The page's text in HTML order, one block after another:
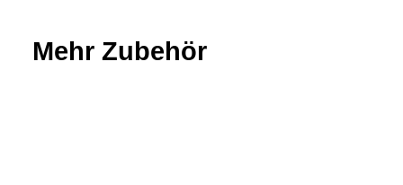
Mehr Zubehör